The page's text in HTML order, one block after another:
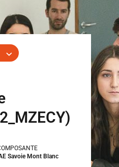
Savoie Mont Blanc